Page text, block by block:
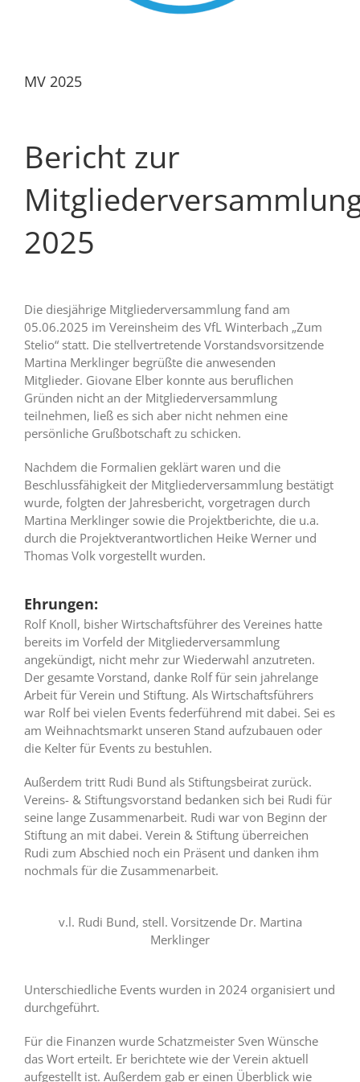
MV 2025
Bericht zur
2025
Die diesjährige Mitgliederversammlung fand am
05.06.2025 im Vereinsheim des VfL Winterbach „Zum
Stelio“ statt. Die stellvertretende Vorstandsvorsitzende
Martina Merklinger begrüßte die anwesenden
Mitglieder. Giovane Elber konnte aus beruflichen
Gründen nicht an der Mitgliederversammlung
teilnehmen, ließ es sich aber nicht nehmen eine
persönliche Grußbotschaft zu schicken.
Nachdem die Formalien geklärt waren und die
Beschlussfähigkeit der Mitgliederversammlung bestätigt
wurde, folgten der Jahresbericht, vorgetragen durch
Martina Merklinger sowie die Projektberichte, die u.a.
durch die Projektverantwortlichen Heike Werner und
Thomas Volk vorgestellt wurden.
Ehrungen:
Rolf Knoll, bisher Wirtschaftsführer des Vereines hatte
bereits im Vorfeld der Mitgliederversammlung
angekündigt, nicht mehr zur Wiederwahl anzutreten.
Der gesamte Vorstand, danke Rolf für sein jahrelange
Arbeit für Verein und Stiftung. Als Wirtschaftsführers
war Rolf bei vielen Events federführend mit dabei. Sei es
am Weihnachtsmarkt unseren Stand aufzubauen oder
die Kelter für Events zu bestuhlen.
Außerdem tritt Rudi Bund als Stiftungsbeirat zurück.
Vereins- & Stiftungsvorstand bedanken sich bei Rudi für
seine lange Zusammenarbeit. Rudi war von Beginn der
Stiftung an mit dabei. Verein & Stiftung überreichen
Rudi zum Abschied noch ein Präsent und danken ihm
nochmals für die Zusammenarbeit.
v.l. Rudi Bund, stell. Vorsitzende Dr. Martina
Merklinger
Unterschiedliche Events wurden in 2024 organisiert und
durchgeführt.
Für die Finanzen wurde Schatzmeister Sven Wünsche
das Wort erteilt. Er berichtete wie der Verein aktuell
aufgestellt ist. Außerdem gab er einen Überblick wie